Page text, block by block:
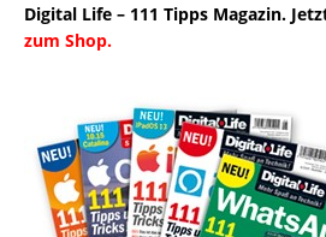
Digital Life – 111 Tipps Magazin.
zum Shop.